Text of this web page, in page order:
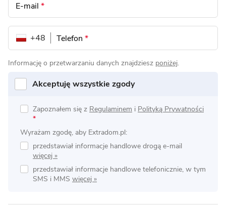
E-mail *
Telefon *
+48
Informację o przetwarzaniu danych znajdziesz poniżej.
Akceptuję wszystkie zgody
Zapoznałem się z Regulaminem i Polityką Prywatności
*
Wyrażam zgodę, aby Extradom.pl:
przedstawiał informacje handlowe drogą e-mail
przedstawiał informacje handlowe telefonicznie, w tym
SMS i MMS